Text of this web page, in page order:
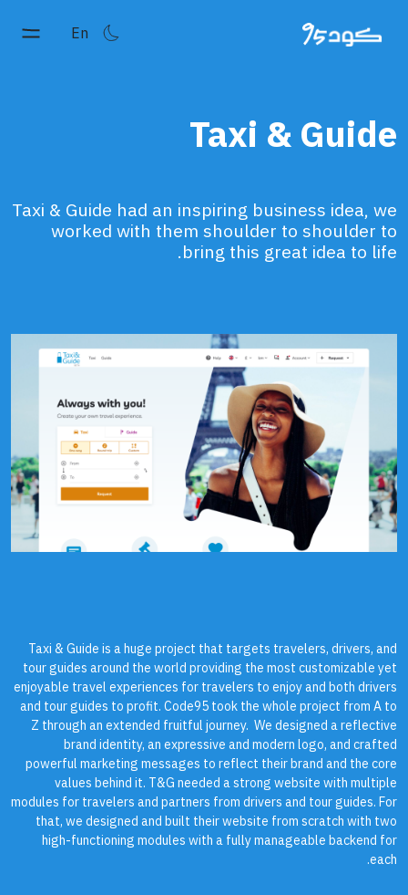
En
Taxi & Guide
Taxi & Guide had an inspiring business idea, we
worked with them shoulder to shoulder to
bring this great idea to life.
Taxi & Guide is a huge project that targets travelers, drivers, and
tour guides around the world providing the most customizable yet
enjoyable travel experiences for travelers to enjoy and both drivers
and tour guides to profit. Code95 took the whole project from A to
Z through an extended fruitful journey. We designed a reflective
brand identity, an expressive and modern logo, and crafted
powerful marketing messages to reflect their brand and the core
values behind it. T&G needed a strong website with multiple
modules for travelers and partners from drivers and tour guides. For
that, we designed and built their website from scratch with two
high-functioning modules with a fully manageable backend for
each.